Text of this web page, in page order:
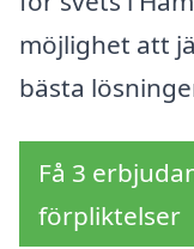
möjlighet att
bästa
Få 3
förpliktelser